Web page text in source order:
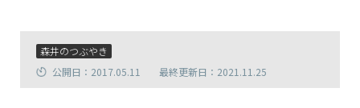
森井のつぶやき
公開日：2017.05.11
最終更新日：2021.11.25